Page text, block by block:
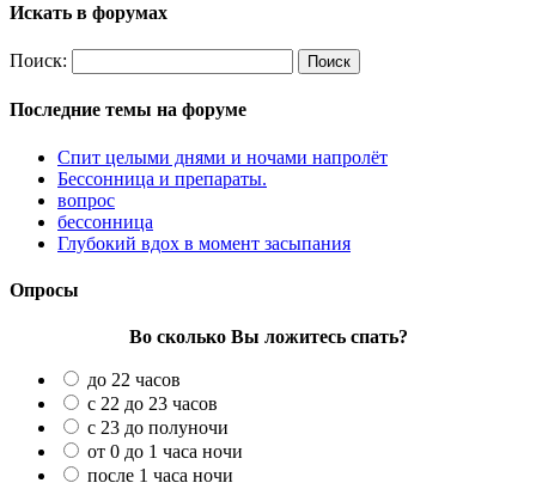
Искать в форумах
Поиск:
Последние темы на форуме
Спит целыми днями и ночами напролёт
Бессонница и препараты.
вопрос
бессонница
Глубокий вдох в момент засыпания
Опросы
Во сколько Вы ложитесь спать?
до 22 часов
с 22 до 23 часов
с 23 до полуночи
от 0 до 1 часа ночи
после 1 часа ночи